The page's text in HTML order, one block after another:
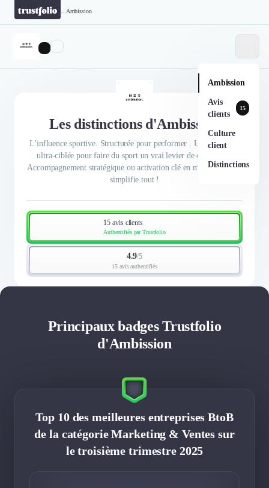
Ambission
Ambission
Avis
clients
15
Culture
client
Distinctions
Les distinctions d'Ambission
L'influence sportive. Structurée pour performer . Une approche
ultra-ciblée pour faire du sport un vrai levier de croissance.
Accompagnement stratégique ou activation clé en main : on vous
simplifie tout !
15 avis clients
Authentifiés par Trustfolio
4.9/5
15 avis authentifiés
Principaux badges Trustfolio
d'Ambission
Top 10 des meilleures entreprises BtoB
de la catégorie Marketing & Ventes sur
le troisième trimestre 2025